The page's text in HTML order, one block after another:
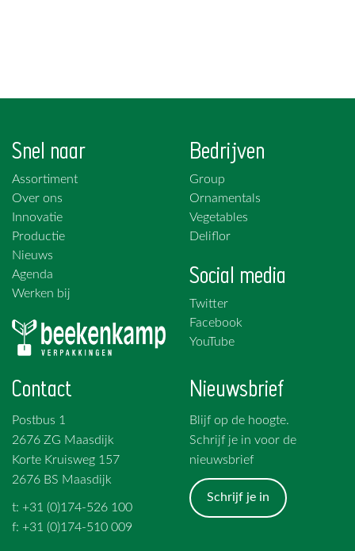
Snel naar
Assortiment
Over ons
Innovatie
Productie
Nieuws
Agenda
Werken bij
Bedrijven
Group
Ornamentals
Vegetables
Deliflor
Social media
Twitter
Facebook
YouTube
Contact
Postbus 1
2676 ZG Maasdijk
Korte Kruisweg 157
2676 BS Maasdijk
t: +31 (0)174-526 100
f: +31 (0)174-510 009
Nieuwsbrief
Blijf op de hoogte.
Schrijf je in voor de
nieuwsbrief
Schrijf je in